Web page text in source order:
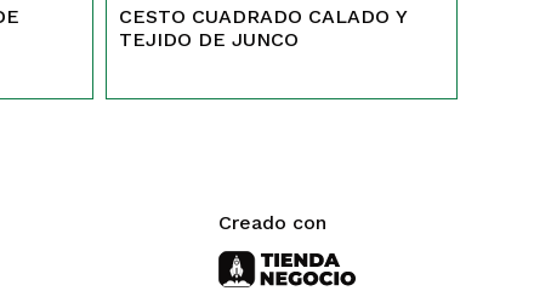
CESTO CUADRADO CALADO Y
TEJIDO DE JUNCO
Creado con